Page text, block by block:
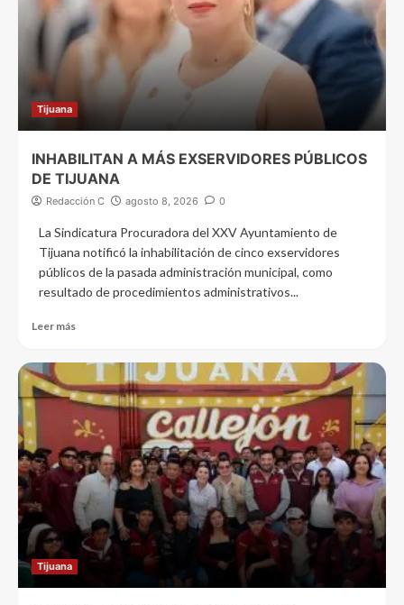
Tijuana
INHABILITAN A MÁS EXSERVIDORES PÚBLICOS
DE TIJUANA
Redacción C agosto 8, 2026 0
La Sindicatura Procuradora del XXV Ayuntamiento de
Tijuana notificó la inhabilitación de cinco exservidores
públicos de la pasada administración municipal, como
resultado de procedimientos administrativos...
Leer más
Tijuana